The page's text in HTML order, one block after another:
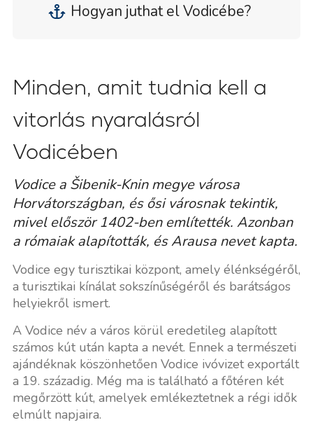
Hogyan juthat el Vodicébe?
Minden, amit tudnia kell a
vitorlás nyaralásról
Vodicében
Vodice a Šibenik-Knin megye városa
Horvátországban, és ősi városnak tekintik,
mivel először 1402-ben említették. Azonban
a rómaiak alapították, és Arausa nevet kapta.
Vodice egy turisztikai központ, amely élénkségéről,
a turisztikai kínálat sokszínűségéről és barátságos
helyiekről ismert.
A Vodice név a város körül eredetileg alapított
számos kút után kapta a nevét. Ennek a természeti
ajándéknak köszönhetően Vodice ivóvizet exportált
a 19. századig. Még ma is található a főtéren két
megőrzött kút, amelyek emlékeztetnek a régi idők
elmúlt napjaira.